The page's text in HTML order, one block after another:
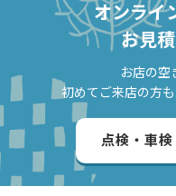
オンライ
お見
お店の空
初めてご来店の方
点検・車